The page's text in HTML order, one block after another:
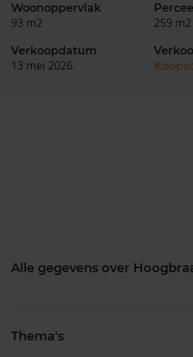
Woonoppervlak
93 m2 259 m2
Verkoopdatum
13 mei 2026
Alle gegevens over
Thema's